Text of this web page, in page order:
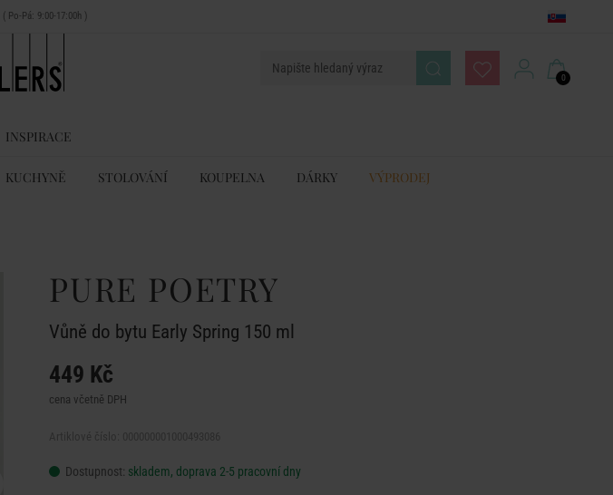
( Po-Pá: 9:00-17:00h )
0
INSPIRACE
KUCHYNĚ STOLOVÁNÍ KOUPELNA DÁRKY VÝPRODEJ
PURE POETRY
Vůně do bytu Early Spring 150 ml
449 Kč
cena včetně DPH
Dostupnost: skladem, doprava 2-5 pracovní dny